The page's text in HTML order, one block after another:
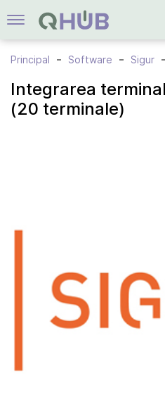
Principal Software Sigur
Integrarea
(20 terminale)